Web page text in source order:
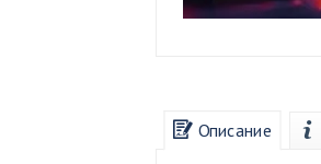
Описание